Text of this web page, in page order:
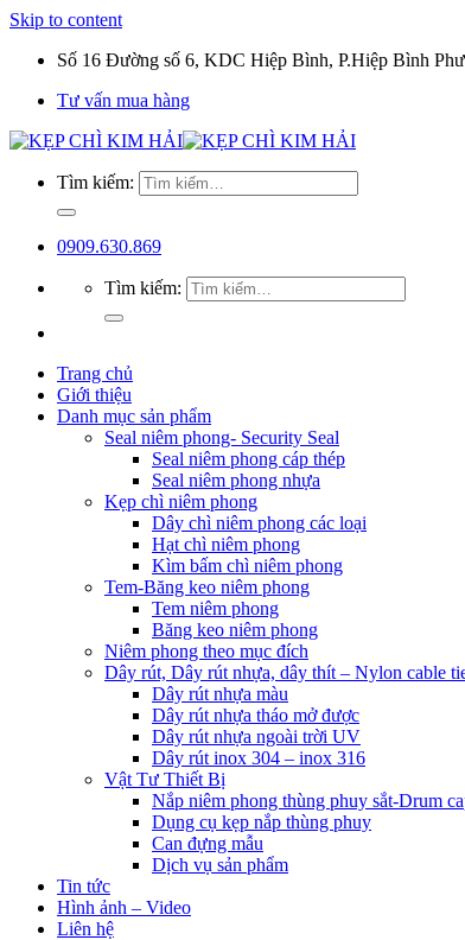
Skip to content
Số 16 Đường số 6, KDC Hiệp Bình, P.Hiệp Bình
Tư vấn mua hàng
Tìm kiếm:
0909.630.869
Tìm kiếm:
Trang chủ
Giới thiệu
Danh mục sản phẩm
Seal niêm phong- Security Seal
Seal niêm phong cáp thép
Seal niêm phong nhựa
Kẹp chì niêm phong
Dây chì niêm phong các loại
Hạt chì niêm phong
Kìm bấm chì niêm phong
Tem-Băng keo niêm phong
Tem niêm phong
Băng keo niêm phong
Niêm phong theo mục đích
Dây rút, Dây rút nhựa, dây thít – Nylon cable
Dây rút nhựa màu
Dây rút nhựa tháo mở được
Dây rút nhựa ngoài trời UV
Dây rút inox 304 – inox 316
Vật Tư Thiết Bị
Nắp niêm phong thùng phuy sắt-Drum
Dụng cụ kẹp nắp thùng phuy
Can đựng mẫu
Dịch vụ sản phẩm
Tin tức
Hình ảnh – Video
Liên hệ